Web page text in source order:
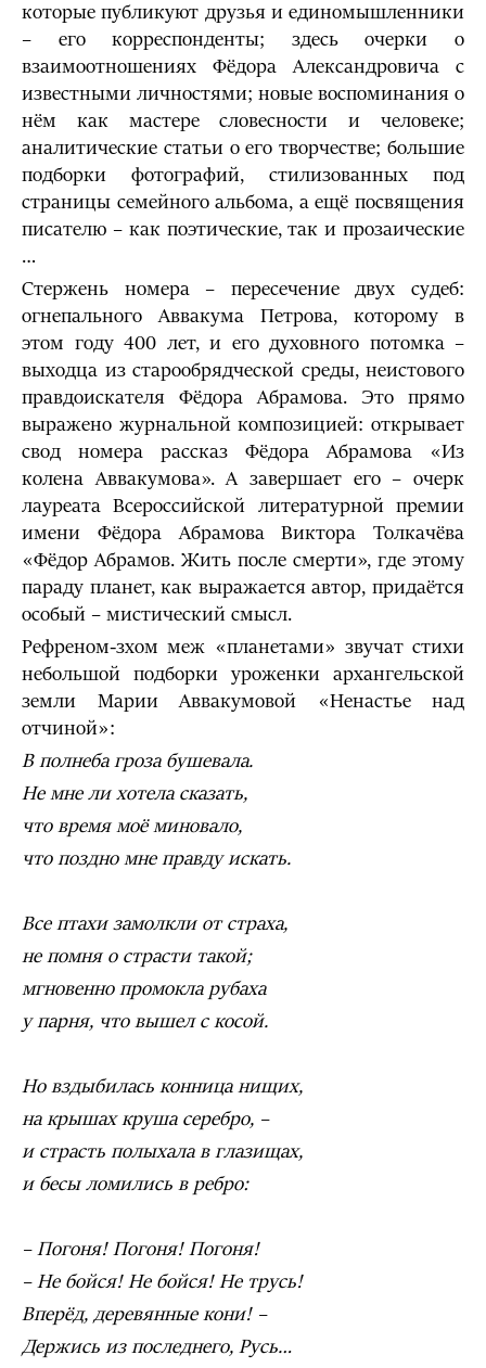
которые публикуют друзья и единомышленники
– его корреспонденты; здесь очерки о
взаимоотношениях Фёдора Александровича с
известными личностями; новые воспоминания о
нём как мастере словесности и человеке;
аналитические статьи о его творчестве; большие
подборки фотографий, стилизованных под
страницы семейного альбома, а ещё посвящения
писателю – как поэтические, так и прозаические
…
Стержень номера – пересечение двух судеб:
огнепального Аввакума Петрова, которому в
этом году 400 лет, и его духовного потомка –
выходца из старообрядческой среды, неистового
правдоискателя Фёдора Абрамова. Это прямо
выражено журнальной композицией: открывает
свод номера рассказ Фёдора Абрамова «Из
колена Аввакумова». А завершает его – очерк
лауреата Всероссийской литературной премии
имени Фёдора Абрамова Виктора Толкачёва
«Фёдор Абрамов. Жить после смерти», где этому
параду планет, как выражается автор, придаётся
особый – мистический смысл.
Рефреном-зхом меж «планетами» звучат стихи
небольшой подборки уроженки архангельской
земли Марии Аввакумовой «Ненастье над
отчиной»:
В полнеба гроза бушевала.
Не мне ли хотела сказать,
что время моё миновало,
что поздно мне правду искать.
Все птахи замолкли от страха,
не помня о страсти такой;
мгновенно промокла рубаха
у парня, что вышел с косой.
Но вздыбилась конница нищих,
на крышах круша серебро, –
и страсть полыхала в глазищах,
и бесы ломились в ребро:
– Погоня! Погоня! Погоня!
– Не бойся! Не бойся! Не трусь!
Вперёд, деревянные кони! –
Держись из последнего, Русь…